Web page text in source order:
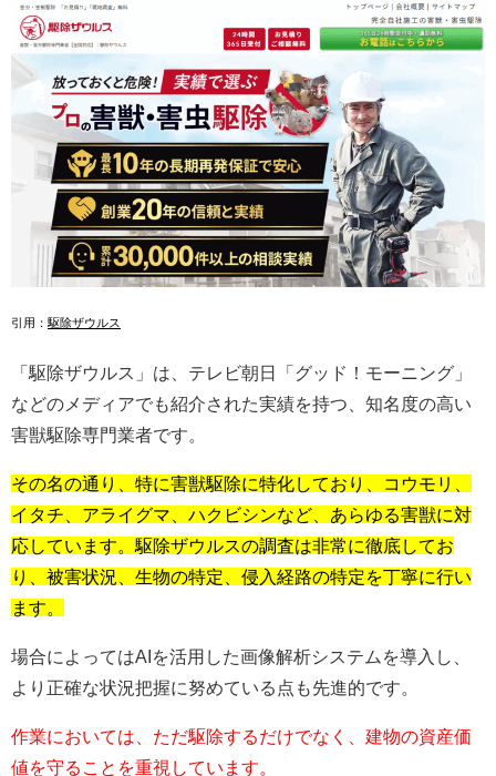
引用： 駆除ザウルス
「駆除ザウルス」は、テレビ朝日「グッド！モーニング」
などのメディアでも紹介された実績を持つ、知名度の高い
害獣駆除専門業者です。
その名の通り、特に害獣駆除に特化しており、コウモリ、
イタチ、アライグマ、ハクビシンなど、あらゆる害獣に対
応しています。駆除ザウルスの調査は非常に徹底してお
り、被害状況、生物の特定、侵入経路の特定を丁寧に行い
ます。
場合によってはAIを活用した画像解析システムを導入し、
より正確な状況把握に努めている点も先進的です。
作業においては、ただ駆除するだけでなく、建物の資産価
値を守ることを重視しています。